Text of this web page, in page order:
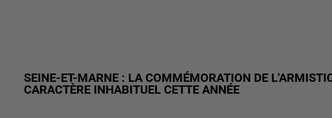
SEINE-ET-MARNE : LA COMMÉMORATION DE
CARACTÈRE INHABITUEL CETTE ANNÉE